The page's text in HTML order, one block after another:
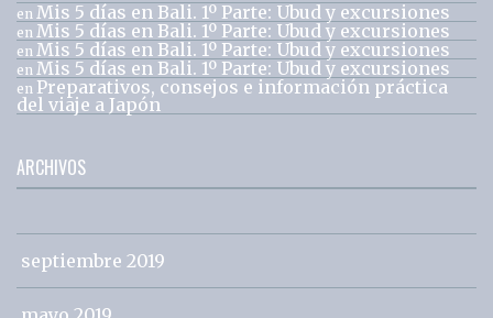
en Mis 5 días en Bali. 1º Parte: Ubud y excursiones
en Mis 5 días en Bali. 1º Parte: Ubud y excursiones
en Mis 5 días en Bali. 1º Parte: Ubud y excursiones
en Mis 5 días en Bali. 1º Parte: Ubud y excursiones
en Preparativos, consejos e información práctica
del viaje a Japón
ARCHIVOS
septiembre 2019